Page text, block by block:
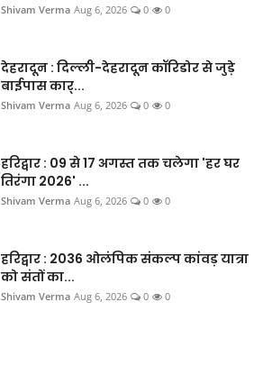
Shivam Verma Aug 6, 2026 0 0
देहरादून : दिल्ली-देहरादून कॉरिडोर से जुड़े
बाईपास कार्...
Shivam Verma Aug 6, 2026 0 0
हरिद्वार : 09 से 17 अगस्त तक चलेगा 'हर घर
तिरंगा 2026' ...
Shivam Verma Aug 6, 2026 0 0
हरिद्वार : 2036 ओलंपिक संकल्प कांवड़ यात्रा
को संतों का...
Shivam Verma Aug 6, 2026 0 0